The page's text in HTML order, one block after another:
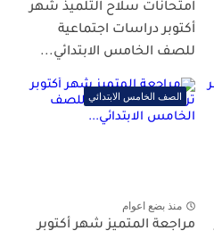
امتحانات سلاح التلميذ شهر
أكتوبر دراسات اجتماعية
للصف الخامس الابتدائي...
الصف الخامس الابتدائي
منذ بضع اعوام
مراجعة المتميز شهر أكتوبر